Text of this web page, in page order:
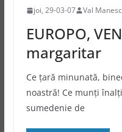
joi, 29-03-07 Val
EUROPO,
margaritar
Ce ţară minunată,
noastră! Ce munţi
sumedenie de